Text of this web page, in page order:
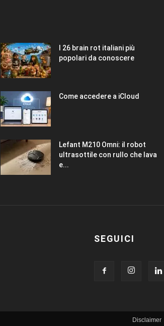
I 26 brain rot italiani più
popolari da conoscere
Come accedere a iCloud
Lefant M210 Omni: il robot
ultrasottile con rullo che lava
e...
SEGUICI
Disclaimer